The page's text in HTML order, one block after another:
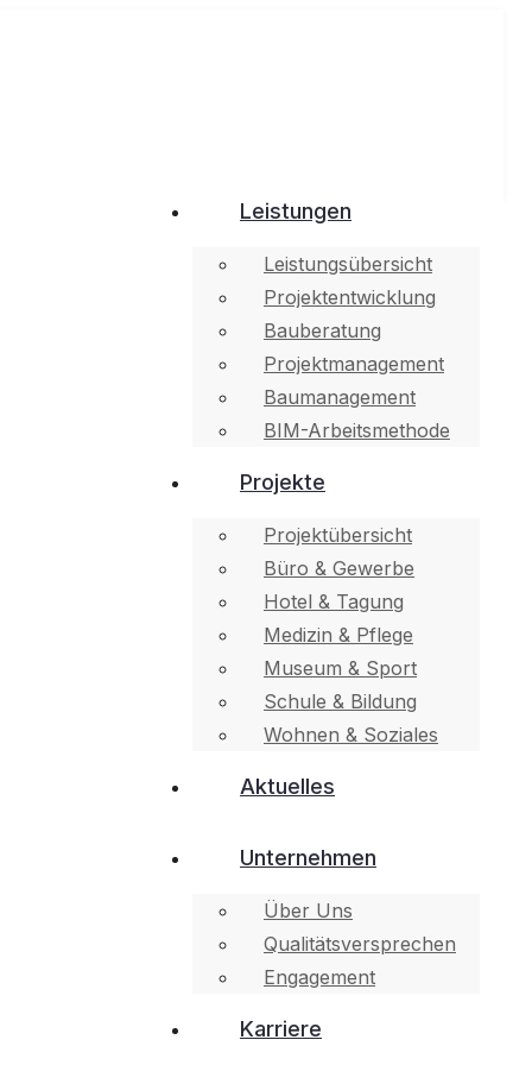
Leistungen
Leistungsübersicht
Projektentwicklung
Bauberatung
Projektmanagement
Baumanagement
BIM-Arbeitsmethode
Projekte
Projektübersicht
Büro & Gewerbe
Hotel & Tagung
Medizin & Pflege
Museum & Sport
Schule & Bildung
Wohnen & Soziales
Aktuelles
Unternehmen
Über Uns
Qualitätsversprechen
Engagement
Karriere